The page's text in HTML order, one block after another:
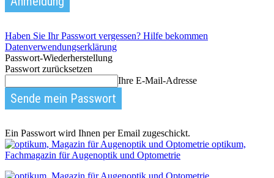
Haben Sie Ihr Passwort vergessen? Hilfe bekommen
Datenverwendungserklärung
Passwort-Wiederherstellung
Passwort zurücksetzen
Ihre E-Mail-Adresse
Ein Passwort wird Ihnen per Email zugeschickt.
optikum,
Fachmagazin für Augenoptik und Optometrie